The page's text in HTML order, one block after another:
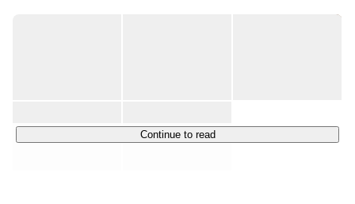
2011年、参加者たった3人のキャンプから始まったライフ
Continue to read